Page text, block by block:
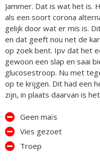
Jammer. Dat is wat het
als een soort corona
gelijk door wat er mis is.
en dat geeft nou net de
op zoek bent. Ipv dat het
gewoon een slap en saai
glucosestroop. Nu met
op te krijgen. Dit had een
zijn, in plaats daarvan is
Geen maïs
Vies gezoet
Troep